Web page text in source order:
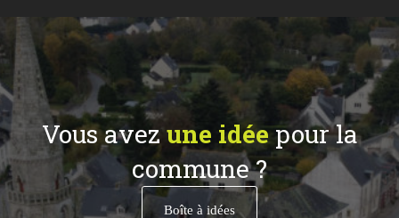
Vous avezune idéepour la
commune ?
Boîte à idées